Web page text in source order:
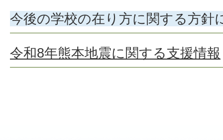
今後の学校の在り方に関する方針
令和8年熊本地震に関する支援情報